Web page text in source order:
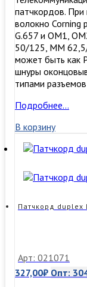
патчкордов. При
волокно Corning
G.657 и OM1,
50/125, MM
может быть как
шнуры
типами
Патчкорд
LC/UPC-
LC/UPC,
SM,
Подробнее…
В корзину
Патчкорд duplex
Арт: 021071
327,00₽ Опт: